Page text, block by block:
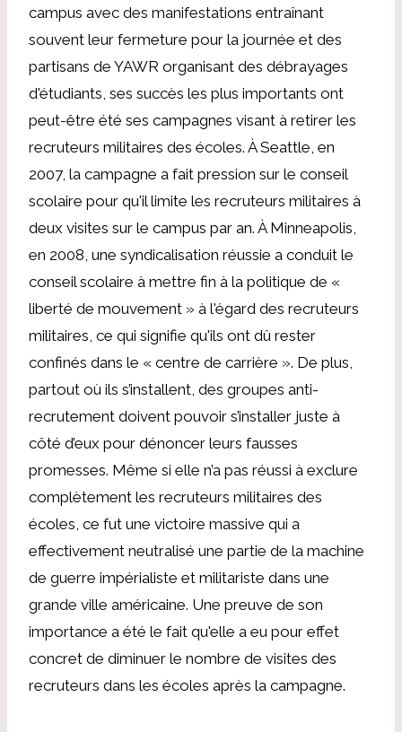
campus avec des manifestations entraînant
souvent leur fermeture pour la journée et des
partisans de YAWR organisant des débrayages
d'étudiants, ses succès les plus importants ont
peut-être été ses campagnes visant à retirer les
recruteurs militaires des écoles. À Seattle, en
2007, la campagne a fait pression sur le conseil
scolaire pour qu'il limite les recruteurs militaires à
deux visites sur le campus par an. À Minneapolis,
en 2008, une syndicalisation réussie a conduit le
conseil scolaire à mettre fin à la politique de «
liberté de mouvement » à l'égard des recruteurs
militaires, ce qui signifie qu'ils ont dû rester
confinés dans le « centre de carrière ». De plus,
partout où ils s’installent, des groupes anti-
recrutement doivent pouvoir s’installer juste à
côté d’eux pour dénoncer leurs fausses
promesses. Même si elle n’a pas réussi à exclure
complètement les recruteurs militaires des
écoles, ce fut une victoire massive qui a
effectivement neutralisé une partie de la machine
de guerre impérialiste et militariste dans une
grande ville américaine. Une preuve de son
importance a été le fait qu'elle a eu pour effet
concret de diminuer le nombre de visites des
recruteurs dans les écoles après la campagne.